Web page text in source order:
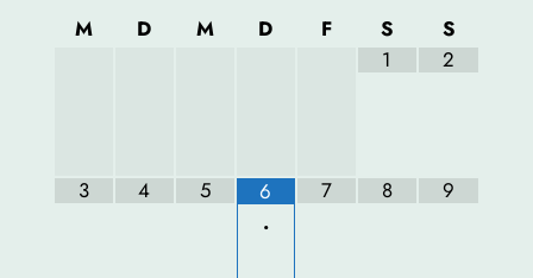
M D M D F S
S
1
2
3 4 5
6
•
7 8 9